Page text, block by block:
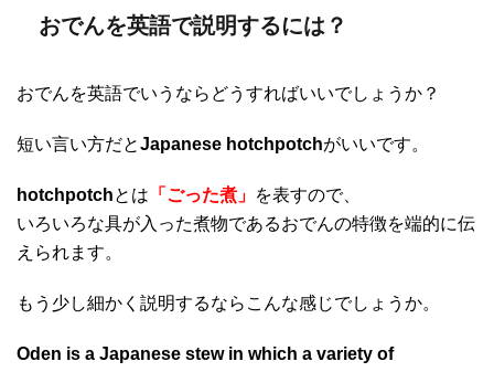
おでんを英語で説明するには？
おでんを英語でいうならどうすればいいでしょうか？
短い言い方だとJapanese hotchpotchがいいです。
hotchpotchとは 「ごった煮」 を表すので、
いろいろな具が入った煮物であるおでんの特徴を端的に伝
えられます。
もう少し細かく説明するならこんな感じでしょうか。
Oden is a Japanese stew in which a variety of